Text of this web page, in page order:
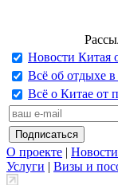
Новости Китая
Всё об отдыхе
Всё о Китае от
О проекте |
Услуги | Визы и